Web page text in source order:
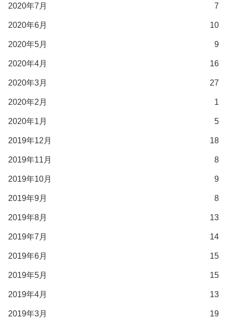
2020年7月 7
2020年6月 10
2020年5月 9
2020年4月 16
2020年3月 27
2020年2月 1
2020年1月 5
2019年12月 18
2019年11月 8
2019年10月 9
2019年9月 8
2019年8月 13
2019年7月 14
2019年6月 15
2019年5月 15
2019年4月 13
2019年3月 19